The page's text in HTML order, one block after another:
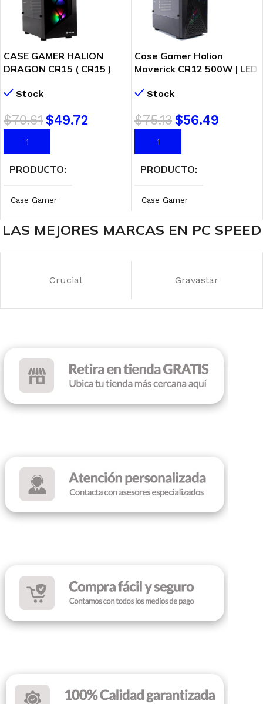
CASE GAMER HALION
DRAGON CR15 ( CR15 )
| LED-RAINBOW
Stock
$70.61$49.72
AÑADIR AL CARRITO
PRODUCTO
Case Gamer
MARCA Halion
ILUMINACIÓN
Led Rainbow
Case Gamer Halion
Maverick CR12 500W | LED
Stock
$75.13$56.49
AÑADIR AL CARRITO
PRODUCTO
Case Gamer
MARCA Halion
ILUMINACIÓN
LAS MEJORES MARCAS EN PC SPEED
Crucial Gravastar